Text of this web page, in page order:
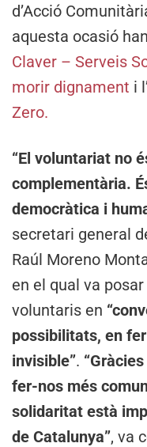
d’Acció
aquesta ocasió
Claver – Serveis
morir dignament i l’
Zero.
“El voluntariat no
complementària.
democràtica i
secretari general
Raúl Moreno
en el qual va
voluntaris en
possibilitats, en
invisible”.
fer-nos més
solidaritat està
de Catalunya”, va